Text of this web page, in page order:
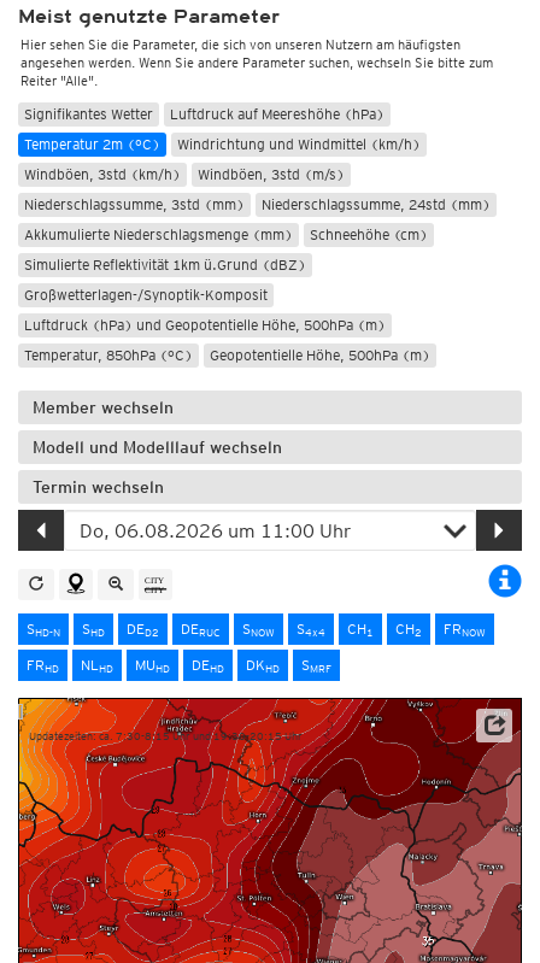
Meist genutzte Parameter
Hier sehen Sie die Parameter, die sich von unseren Nutzern am häufigsten
angesehen werden. Wenn Sie andere Parameter suchen, wechseln Sie bitte zum
Reiter "Alle".
Signifikantes Wetter
Luftdruck auf Meereshöhe (hPa)
Temperatur 2m (°C)
Windrichtung und Windmittel (km/h)
Windböen, 3std (km/h)
Windböen, 3std (m/s)
Niederschlagssumme, 3std (mm)
Niederschlagssumme, 24std (mm)
Akkumulierte Niederschlagsmenge (mm)
Schneehöhe (cm)
Simulierte Reflektivität 1km ü.Grund (dBZ)
Großwetterlagen-/Synoptik-Komposit
Luftdruck (hPa) und Geopotentielle Höhe, 500hPa (m)
Temperatur, 850hPa (°C)
Geopotentielle Höhe, 500hPa (m)
Member wechseln
Modell und Modelllauf wechseln
Termin wechseln
SHD-N SHD DED2 DERUC SNOW S4x4 CH1 CH2 FRNOW
FRHD NLHD MUHD DEHD DKHD SMRF
Updatezeiten: ca. 7:30-8:15 Uhr und 19:30-20:15 Uhr